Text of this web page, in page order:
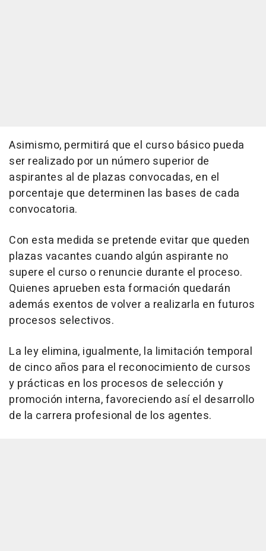
Asimismo, permitirá que el curso básico pueda
ser realizado por un número superior de
aspirantes al de plazas convocadas, en el
porcentaje que determinen las bases de cada
convocatoria.
Con esta medida se pretende evitar que queden
plazas vacantes cuando algún aspirante no
supere el curso o renuncie durante el proceso.
Quienes aprueben esta formación quedarán
además exentos de volver a realizarla en futuros
procesos selectivos.
La ley elimina, igualmente, la limitación temporal
de cinco años para el reconocimiento de cursos
y prácticas en los procesos de selección y
promoción interna, favoreciendo así el desarrollo
de la carrera profesional de los agentes.